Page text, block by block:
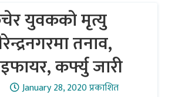
युवककाे मृत्यु
तनाव,
कर्फ्यु जारी
January 28, 2020 प्रकाशित